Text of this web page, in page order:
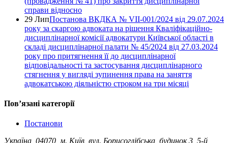
справи відносно
29 ЛипПостанова ВКДКА № VІІ-001/2024 від 29.07.2024
року за скаргою адвоката на рішення Кваліфікаційно-
дисциплінарної комісії адвокатури Київської області в
складі дисциплінарної палати № 45/2024 від 27.03.2024
року про притягнення її до дисциплінарної
відповідальності та застосування дисциплінарного
стягнення у вигляді зупинення права на заняття
адвокатською діяльністю строком на три місяці
Повʼязані категорії
Постанови
Україна, 04070, м. Київ, вул. Борисоглібська, будинок 3, 5-й